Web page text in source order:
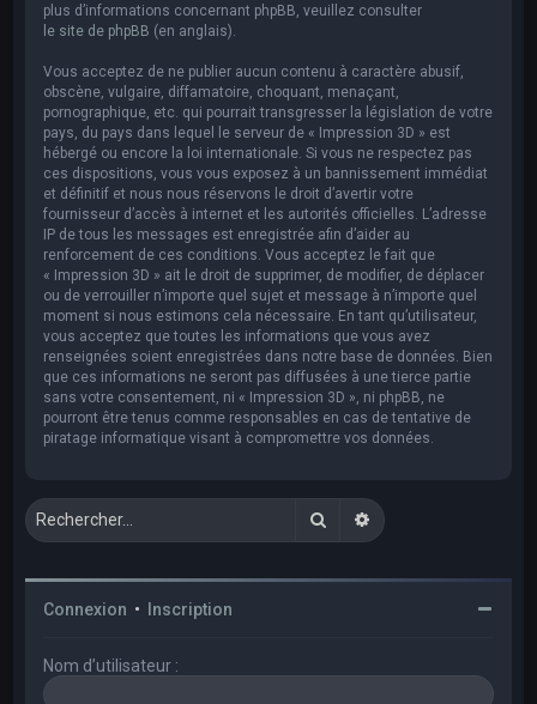
plus d’informations concernant phpBB, veuillez consulter
le site de phpBB (en anglais).
Vous acceptez de ne publier aucun contenu à caractère abusif,
obscène, vulgaire, diffamatoire, choquant, menaçant,
pornographique, etc. qui pourrait transgresser la législation de votre
pays, du pays dans lequel le serveur de « Impression 3D » est
hébergé ou encore la loi internationale. Si vous ne respectez pas
ces dispositions, vous vous exposez à un bannissement immédiat
et définitif et nous nous réservons le droit d’avertir votre
fournisseur d’accès à internet et les autorités officielles. L’adresse
IP de tous les messages est enregistrée afin d’aider au
renforcement de ces conditions. Vous acceptez le fait que
« Impression 3D » ait le droit de supprimer, de modifier, de déplacer
ou de verrouiller n’importe quel sujet et message à n’importe quel
moment si nous estimons cela nécessaire. En tant qu’utilisateur,
vous acceptez que toutes les informations que vous avez
renseignées soient enregistrées dans notre base de données. Bien
que ces informations ne seront pas diffusées à une tierce partie
sans votre consentement, ni « Impression 3D », ni phpBB, ne
pourront être tenus comme responsables en cas de tentative de
piratage informatique visant à compromettre vos données.
RechercherRecherche avancée
Connexion • Inscription
Nom d’utilisateur :